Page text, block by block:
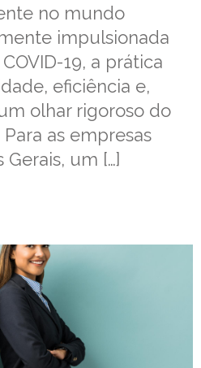
no mundo
impulsionada
19, a prática
eficiência e,
olhar rigoroso do
as empresas
um […]